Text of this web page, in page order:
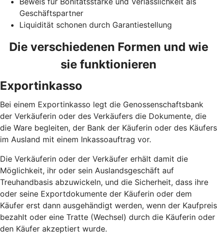
Geschäftspartner
Liquidität schonen durch Garantiestellung
Die verschiedenen Formen und wie
sie funktionieren
Exportinkasso
Bei einem Exportinkasso legt die Genossenschaftsbank
der Verkäuferin oder des Verkäufers die Dokumente, die
die Ware begleiten, der Bank der Käuferin oder des Käufers
im Ausland mit einem Inkassoauftrag vor.
Die Verkäuferin oder der Verkäufer erhält damit die
Möglichkeit, ihr oder sein Auslandsgeschäft auf
Treuhandbasis abzuwickeln, und die Sicherheit, dass ihre
oder seine Exportdokumente der Käuferin oder dem
Käufer erst dann ausgehändigt werden, wenn der Kaufpreis
bezahlt oder eine Tratte (Wechsel) durch die Käuferin oder
den Käufer akzeptiert wurde.